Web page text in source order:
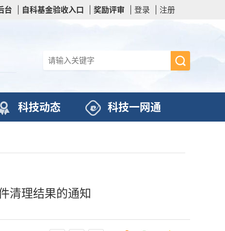
台 自科基金验收入口 奖励评审 登录 注册
科技动态 科技一网通
清理结果的通知